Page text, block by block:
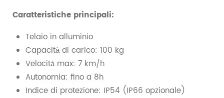
Caratteristiche principali:
Telaio in alluminio
Capacità di carico: 100 kg
Velocità max: 7 km/h
Autonomia: fino a 8h
Indice di protezione: IP54 (IP66 opzionale)